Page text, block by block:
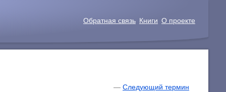
Обратная связь Книги О проекте
—Следующий термин